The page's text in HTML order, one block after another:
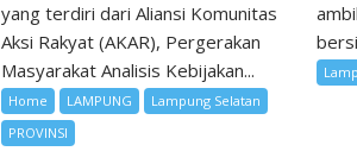
yang terdiri dari Aliansi Komunitas
Aksi Rakyat (AKAR), Pergerakan
Masyarakat Analisis Kebijakan...
Home LAMPUNG
Lampung Selatan
PROVINSI